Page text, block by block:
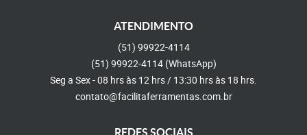
ATENDIMENTO
(51) 99922-4114
(51) 99922-4114 (WhatsApp)
Seg a Sex - 08 hrs às 12 hrs / 13:30 hrs às 18 hrs.
contato@facilitaferramentas.com.br
REDES SOCIAIS